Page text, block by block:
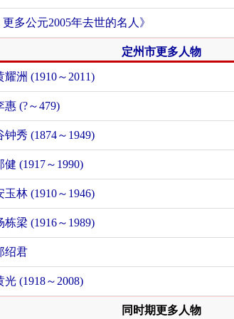
更多公元2005年去世的名人》
定州市更多人物
耀洲 (1910～2011)
惠 (?～479)
钟秀 (1874～1949)
健 (1917～1990)
玉林 (1910～1946)
栋梁 (1916～1989)
绍君
光 (1918～2008)
同时期更多人物